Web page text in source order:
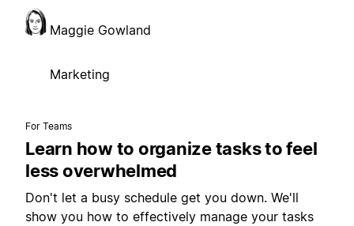
Maggie Gowland
Marketing
For Teams
Learn how to organize tasks to feel
less overwhelmed
Don't let a busy schedule get you down. We'll
show you how to effectively manage your tasks